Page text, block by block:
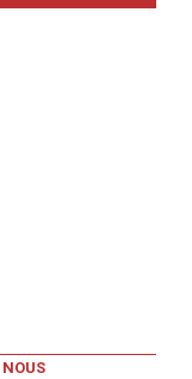
NOUS